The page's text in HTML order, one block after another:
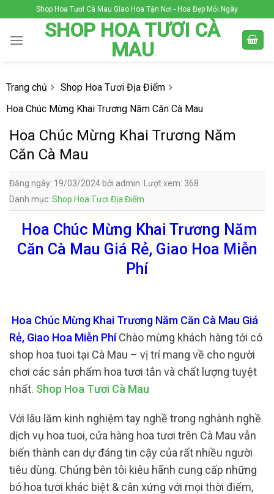
to
content
Shop Hoa Tươi Cà Mau Giao Hoa Tận Nơi - Hoa Đẹp Mỗi Ngày
SHOP HOA TƯƠI CÀ
MAU
Trang chủ
Shop Hoa Tươi Địa Điểm
Hoa Chúc Mừng Khai Trương Năm Căn Cà Mau
Hoa Chúc Mừng Khai Trương Năm
Căn Cà Mau
Đăng ngày: 19/03/2024 bởi admin. Lượt xem: 368
Danh mục: Shop Hoa Tươi Địa Điểm
Hoa Chúc Mừng Khai Trương Năm
Căn Cà Mau Giá Rẻ, Giao Hoa Miễn
Phí
Hoa Chúc Mừng Khai Trương Năm Căn Cà Mau Giá
Rẻ, Giao Hoa Miễn PhíChào mừng khách hàng tới có
shop hoa tuoi tại Cà Mau – vị trí mang về cho người
chơi các sản phẩm hoa tươi tắn và chất lượng tuyệt
nhất. Shop Hoa Tươi Cà Mau
Với lâu lăm kinh nghiệm tay nghề trong nghành nghề
dịch vụ hoa tuoi, cửa hàng hoa tươi trên Cà Mau vẫn
biến thành can dự đáng tin cậy của rất nhiều người
tiêu dùng. Chúng bên tôi kiêu hãnh cung cấp những
bó hoa tươi khác biệt & cân xứng với mọi thời điểm,